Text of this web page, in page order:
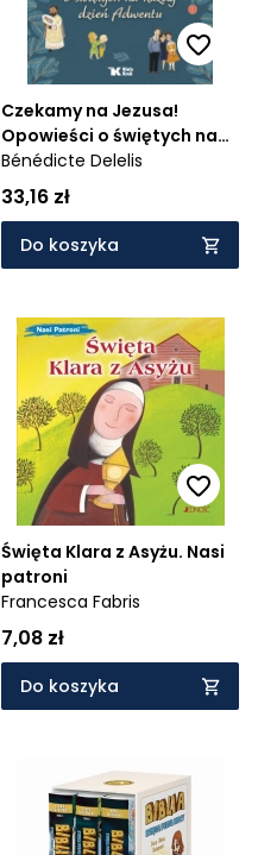
Czekamy na Jezusa!
Opowieści o świętych na
każdy dzień Adwentu
Bénédicte Delelis
33,16 zł
Do koszyka
Święta Klara z Asyżu. Nasi
patroni
Francesca Fabris
7,08 zł
Do koszyka